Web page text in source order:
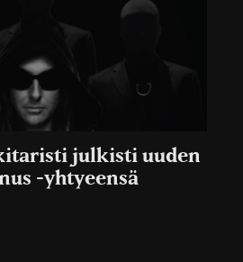
julkisti uuden
-yhtyeensä